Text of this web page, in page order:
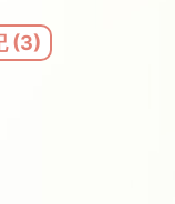
(3)